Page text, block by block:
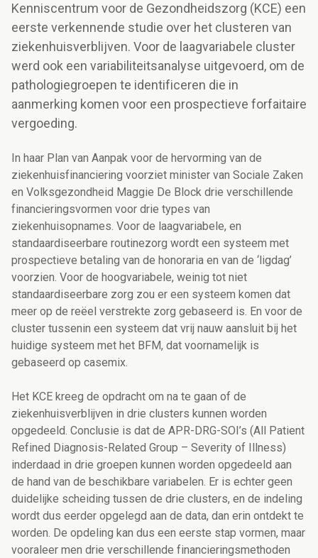
Kenniscentrum voor de Gezondheidszorg (KCE) een
eerste verkennende studie over het clusteren van
ziekenhuisverblijven. Voor de laagvariabele cluster
werd ook een variabiliteitsanalyse uitgevoerd, om de
pathologiegroepen te identificeren die in
aanmerking komen voor een prospectieve forfaitaire
vergoeding.
In haar Plan van Aanpak voor de hervorming van de
ziekenhuisfinanciering voorziet minister van Sociale Zaken
en Volksgezondheid Maggie De Block drie verschillende
financieringsvormen voor drie types van
ziekenhuisopnames. Voor de laagvariabele, en
standaardiseerbare routinezorg wordt een systeem met
prospectieve betaling van de honoraria en van de ‘ligdag’
voorzien. Voor de hoogvariabele, weinig tot niet
standaardiseerbare zorg zou er een systeem komen dat
meer op de reëel verstrekte zorg gebaseerd is. En voor de
cluster tussenin een systeem dat vrij nauw aansluit bij het
huidige systeem met het BFM, dat voornamelijk is
gebaseerd op casemix.
Het KCE kreeg de opdracht om na te gaan of de
ziekenhuisverblijven in drie clusters kunnen worden
opgedeeld. Conclusie is dat de APR-DRG-SOI’s (All Patient
Refined Diagnosis-Related Group – Severity of Illness)
inderdaad in drie groepen kunnen worden opgedeeld aan
de hand van de beschikbare variabelen. Er is echter geen
duidelijke scheiding tussen de drie clusters, en de indeling
wordt dus eerder opgelegd aan de data, dan erin ontdekt te
worden. De opdeling kan dus een eerste stap vormen, maar
vooraleer men drie verschillende financieringsmethoden